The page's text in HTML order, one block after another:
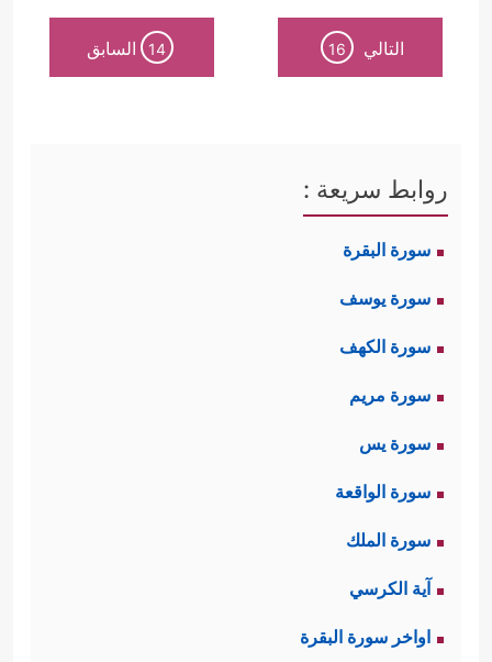
التالي 16
14 السابق
روابط سريعة :
سورة البقرة
سورة يوسف
سورة الكهف
سورة مريم
سورة يس
سورة الواقعة
سورة الملك
آية الكرسي
اواخر سورة البقرة